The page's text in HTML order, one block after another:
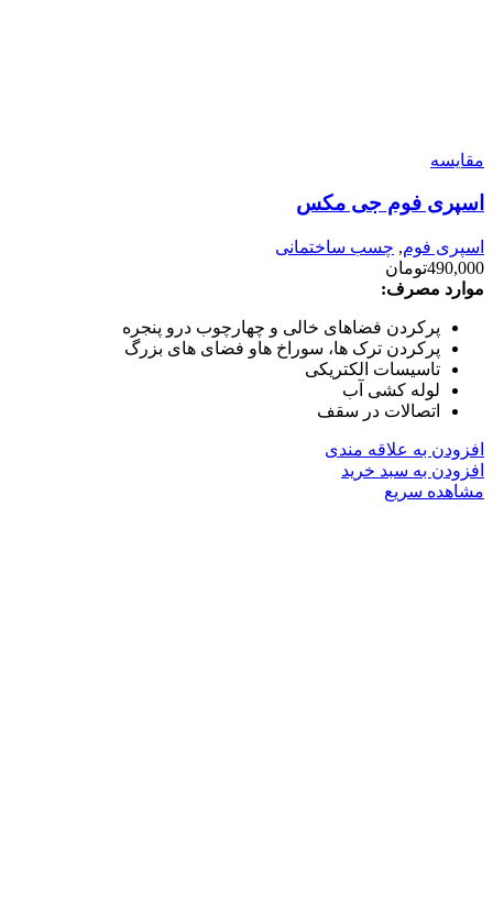
مقایسه
اسپری فوم جی مکس
اسپری فوم, چسب ساختمانی
490,000تومان
موارد مصرف:
پرکردن فضاهای خالی و چهارچوب درو پنجره
پرکردن ترک ها، سوراخ هاو فضای های بزرگ
تاسیسات الکتریکی
لوله کشی آب
اتصالات در سقف
افزودن به علاقه مندی
افزودن به سبد خرید
مشاهده سریع